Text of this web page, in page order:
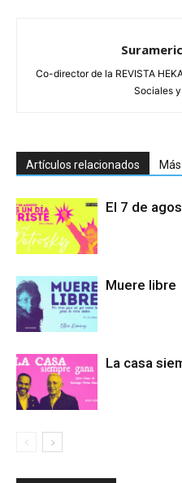
Co-director de la REVISTA
Sociales
Artículos relacionados
El 7 de
Muere libre
La casa